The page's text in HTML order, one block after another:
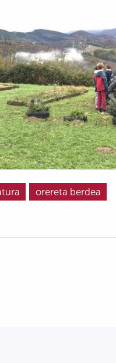
orereta berdea